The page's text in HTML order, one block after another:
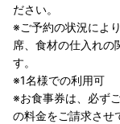
ださい。
※ご予約の状況によ
席、食材の仕入れの
す。
※1名様での利用可
※お食事券は、必ず
の料金をご請求させ